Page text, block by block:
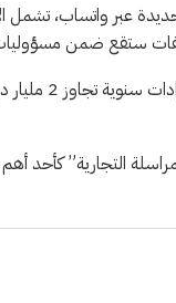
عبر واتساب، تشمل
ستقع ضمن
التجارية” كأحد